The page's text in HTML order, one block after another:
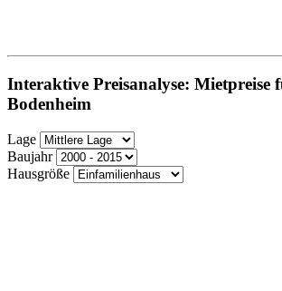
Interaktive Preisanalyse: Mietpreise
Bodenheim
Lage
Baujahr
Hausgröße